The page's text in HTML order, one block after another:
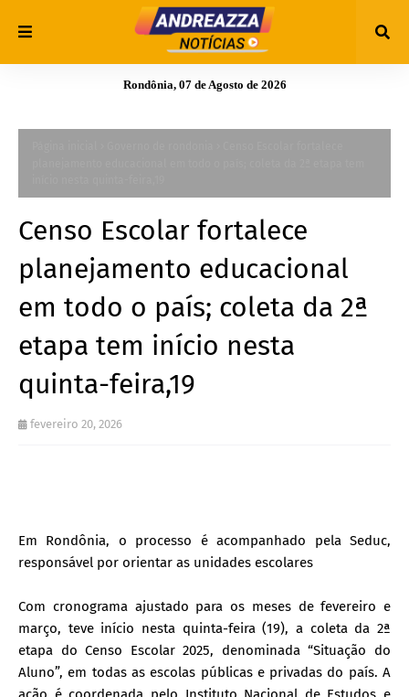
Rondônia, 07 de Agosto de 2026
Censo Escolar fortalece
planejamento educacional
em todo o país; coleta da 2ª
etapa tem início nesta
quinta-feira,19
fevereiro 20, 2026
Em Rondônia, o processo é acompanhado pela Seduc,
responsável por orientar as unidades escolares
Com cronograma ajustado para os meses de fevereiro e
março, teve início nesta quinta-feira (19), a coleta da 2ª
etapa do Censo Escolar 2025, denominada “Situação do
Aluno”, em todas as escolas públicas e privadas do país. A